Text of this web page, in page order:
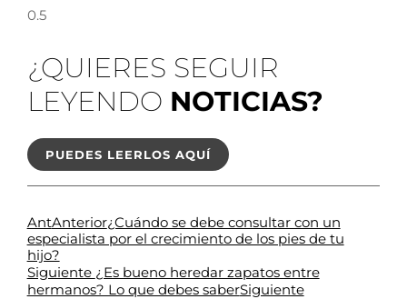
¿QUIERES SEGUIR
LEYENDO NOTICIAS?
PUEDES LEERLOS AQUÍ
AntAnterior¿Cuándo se debe consultar con un
especialista por el crecimiento de los pies de tu
hijo?
Siguiente ¿Es bueno heredar zapatos entre
hermanos? Lo que debes saberSiguiente